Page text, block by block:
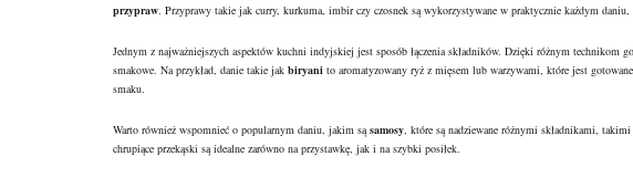
przypraw . Przyprawy takie jak curry, kurkuma, imbir czy czosnek są wykorzystywane w praktycznie każdym
Jednym z najważniejszych aspektów kuchni indyjskiej jest sposób łączenia składników. Dzięki różnym technikom
smakowe. Na przykład, danie takie jak biryani to aromatyzowany ryż z mięsem lub warzywami, które jest
smaku.
Warto również wspomnieć o popularnym daniu, jakim są samosy , które są nadziewane różnymi składnikami,
chrupiące przekąski są idealne zarówno na przystawkę, jak i na szybki posiłek.